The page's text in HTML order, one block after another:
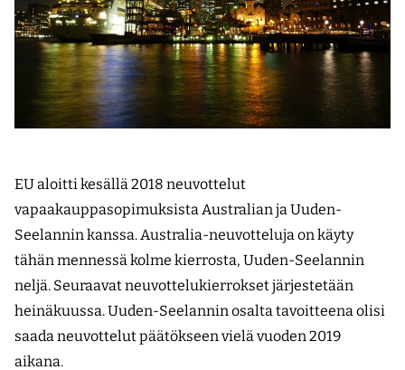
EU aloitti kesällä 2018 neuvottelut
vapaakauppasopimuksista Australian ja Uuden-
Seelannin kanssa. Australia-neuvotteluja on käyty
tähän mennessä kolme kierrosta, Uuden-Seelannin
neljä. Seuraavat neuvottelukierrokset järjestetään
heinäkuussa. Uuden-Seelannin osalta tavoitteena olisi
saada neuvottelut päätökseen vielä vuoden 2019
aikana.